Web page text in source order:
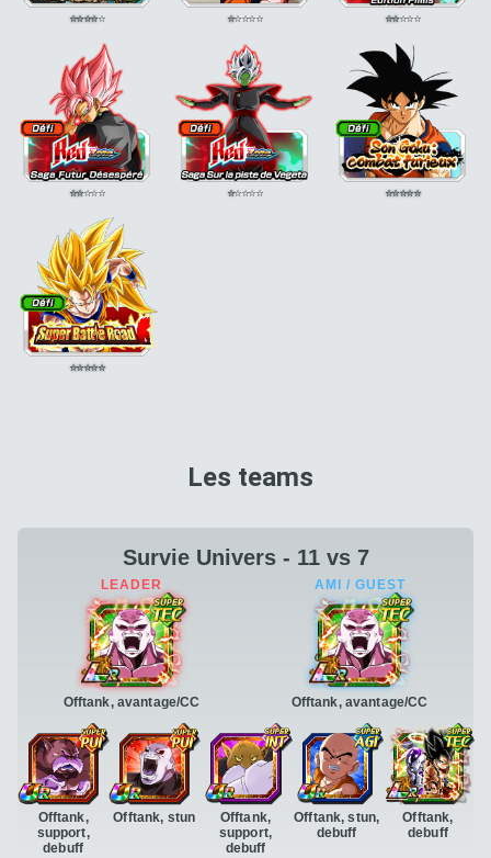
⭐⭐⭐⭐⭐ ⭐⭐⭐⭐⭐ ⭐⭐⭐⭐⭐
⭐⭐⭐⭐⭐ ⭐⭐⭐⭐⭐ ⭐⭐⭐⭐⭐
⭐⭐⭐⭐⭐
Les teams
Survie Univers - 11 vs 7
Offtank, avantage/CC
Offtank,
support,
debuff
Offtank, stun
Offtank,
support,
debuff
Offtank, stun,
debuff
Offtank,
debuff
Offtank, avantage/CC